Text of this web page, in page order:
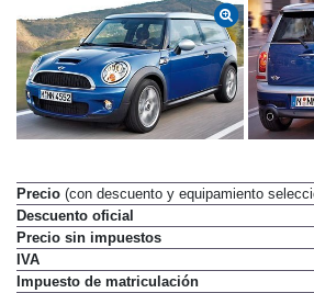
Precio (con descuento y equipamiento
Descuento oficial
Precio sin impuestos
IVA
Impuesto de matriculación